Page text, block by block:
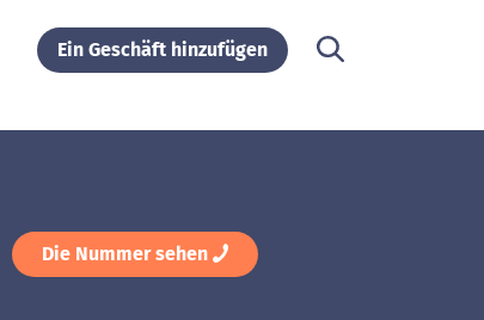
Ein Geschäft hinzufügen
Die Nummer sehen